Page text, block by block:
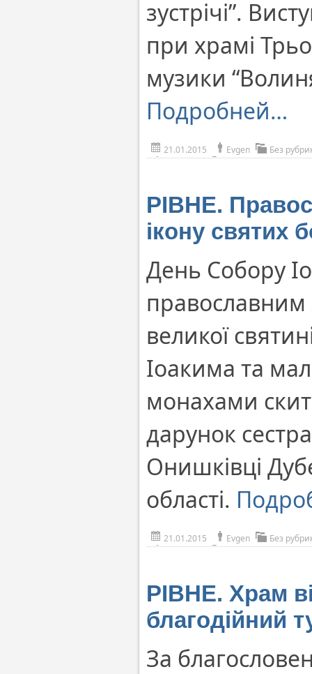
зустрічі”.
при храмі
музики
Подробней…
21.01.2015 Evgen Без
РІВНЕ.
ікону святих
День Собору
великої
Іоакима та
монахами
дарунок
Онишківці
області.
21.01.2015 Evgen Без
РІВНЕ. Храм
благодійний
За